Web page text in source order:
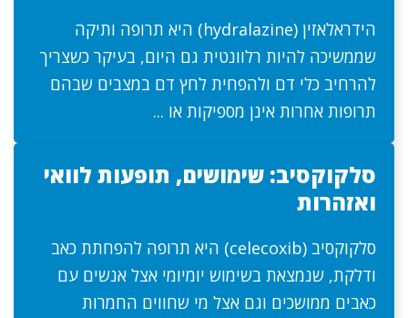
הידראלאזין (hydralazine) היא תרופה ותיקה
שממשיכה להיות רלוונטית גם היום, בעיקר כשצריך
להרחיב כלי דם ולהפחית לחץ דם במצבים שבהם
תרופות אחרות אינן מספיקות או ...
סלקוקסיב: שימושים, תופעות לוואי
ואזהרות
סלקוקסיב (celecoxib) היא תרופה להפחתת כאב
ודלקת, שנמצאת בשימוש יומיומי אצל אנשים עם
כאבים ממושכים וגם אצל מי שחווים החמרות